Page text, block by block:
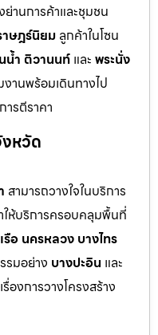
านการค้าและชุมชน
าษฎร์นิยม ลูกค้าในโซน
น้ำ ติวานนท์ และ พระนั่ง
านพร้อมเดินทางไป
รตีราคา
หวัด
สามารถวางใจในบริการ
าให้บริการครอบคลุมพื้นที่
รือ นครหลวง บางไทร
รมอย่าง บางปะอิน และ
งการวางโครงสร้าง